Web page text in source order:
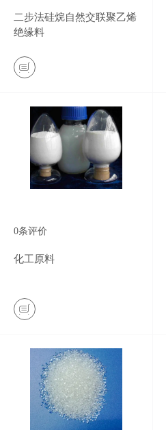
二步法硅烷自然交联聚乙烯
绝缘料
0条评价
化工原料